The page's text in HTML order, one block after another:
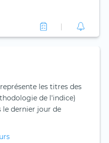
les titres des
de l'indice)
le dernier jour de